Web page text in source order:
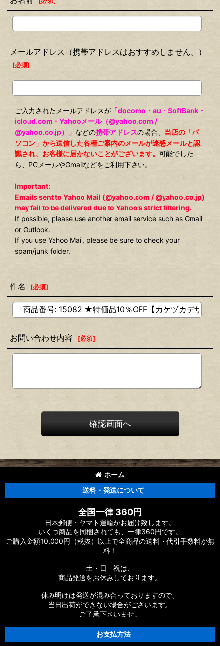
メールアドレス（携帯アドレスはおすすめしません。）
[必須]
ご入力されたメールアドレスが 「docomo・au・SoftBank・
icloud.com・Yahooメール（@yahoo.com /
@yahoo.co.jp）」 などの携帯アドレスの場合、 当店の「パ
ソコン」から送信した各種ご案内のメールが迷惑メールと認
識され、お客様に届かないことがございます。 可能でした
ら、PCメールやGmailなどをご利用下さい。
Important:
Emails sent to Yahoo Mail (@yahoo.com / @yahoo.co.jp)
may fail to be delivered due to Yahoo’s strict filtering.
If possible, please use another email service such as Gmail
or Outlook.
If you use Yahoo Mail, please be sure to check your
spam/junk folder.
件名 [必須]
お問い合わせ内容 [必須]
確認画面へ
ホーム
送料・発送について
全国一律 360円
日本郵便・ヤマト運輸がお届け致します。
いくつ商品を同梱されても、一律360円です。
ご購入金額10,000円（税抜）以上で全商品の送料・代引手数料が無
料！
土・日・祝は、
商品発送をお休みしております。
休み明けは発送が混み合っておりますので、
当日出荷ができない場合がございます。
ご了承下さいませ。
お支払方法